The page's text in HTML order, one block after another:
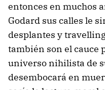
entonces en muchos
Godard sus calles le
desplantes y
también son el cauce
universo nihilista de
desembocará en